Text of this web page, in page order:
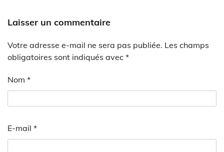
Laisser un commentaire
Votre adresse e-mail ne sera pas publiée. Les champs
obligatoires sont indiqués avec *
Nom *
E-mail *